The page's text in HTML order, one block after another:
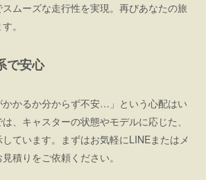
ムーズな走行性を実現。再びあなたの旅
。
で安心
かかるか分からず不安…」という心配はい
、キャスターの状態やモデルに応じた、
ています。まずはお気軽にLINEまたはメ
積りをご依頼ください。